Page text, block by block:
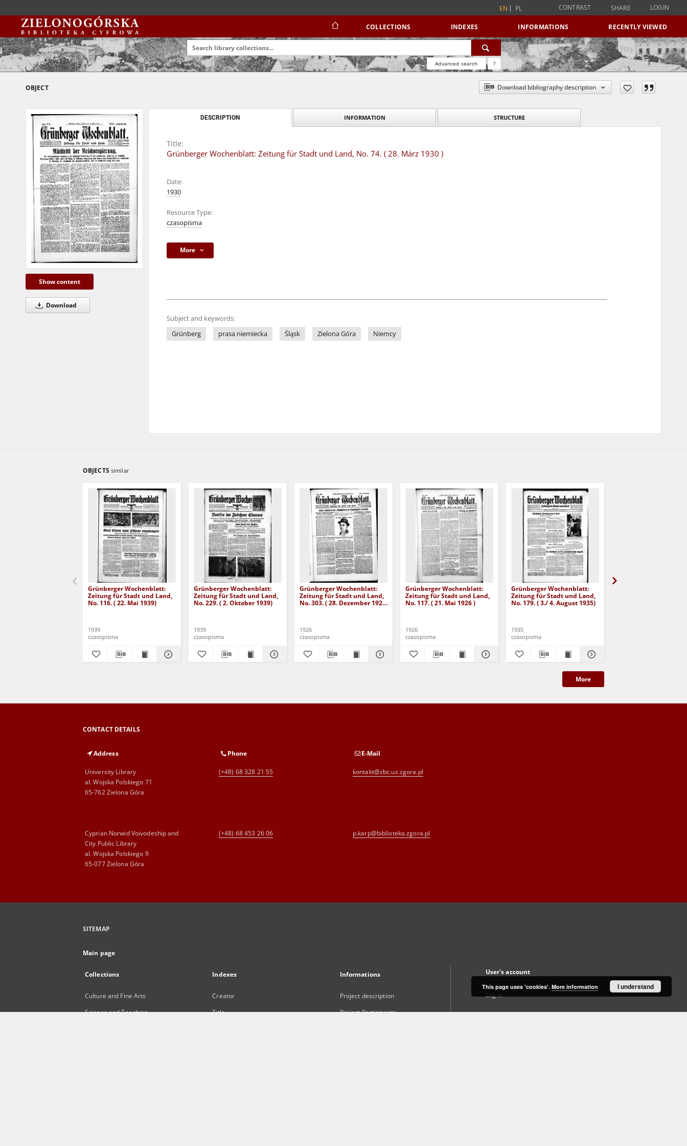
EN PL CONTRAST SHARE LOGIN
COLLECTIONS INDEXES INFORMATIONS RECENTLY VIEWED
Advanced search ?
OBJECT Download bibliography description
Show content
Download
DESCRIPTION INFORMATION STRUCTURE
Title:
Grünberger Wochenblatt: Zeitung für Stadt und Land, No. 74. ( 28. März 1930 )
Date:
1930
Resource Type:
czasopisma
More
Subject and keywords:
Grünberg
prasa niemiecka Śląsk Zielona Góra Niemcy
OBJECTS similar
Grünberger Wochenblatt:
Zeitung für Stadt und Land,
No. 116. ( 22. Mai 1939)
1939
czasopisma
Grünberger Wochenblatt:
Zeitung für Stadt und Land,
No. 229. ( 2. Oktober 1939)
1939
czasopisma
Grünberger Wochenblatt:
Zeitung für Stadt und Land,
No. 303. ( 28. Dezember 1926
1926
czasopisma
Grünberger Wochenblatt:
Zeitung für Stadt und Land,
No. 117. ( 21. Mai 1926 )
1926
czasopisma
Grünberger Wochenblatt:
Zeitung für Stadt und Land,
No. 179. ( 3./ 4. August 1935)
1935
czasopisma
More
CONTACT DETAILS
Address
University Library
al. Wojska Polskiego 71
65-762 Zielona Góra
Phone
(+48) 68 328 21 55
E-Mail
kontakt@zbc.uz.zgora.pl
Cyprian Norwid Voivodeship and
City Public Library
al. Wojska Polskiego 9
65-077 Zielona Góra
(+48) 68 453 26 06 p.karp@biblioteka.zgora.pl
SITEMAP
Main page
Collections
Culture and Fine Arts
Science and Teaching
Indexes
Creator
Title
Informations
Project description
Project Participants
User's account
Log in
This page uses 'cookies'. More information I understand